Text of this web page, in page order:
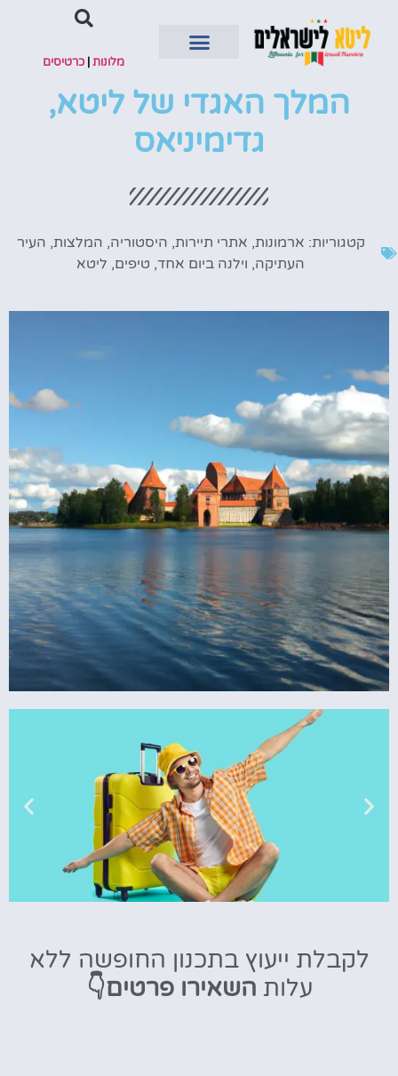
מלונות|כרטיסים
המלך האגדי של ליטא,
גדימיניאס
קטגוריות: ארמונות, אתרי תיירות, היסטוריה, המלצות, העיר
העתיקה, וילנה ביום אחד, טיפים, ליטא
מציאת
טיסה זולה?
לקבלת ייעוץ בתכנון החופשה ללא
עלות השאירו פרטים👇